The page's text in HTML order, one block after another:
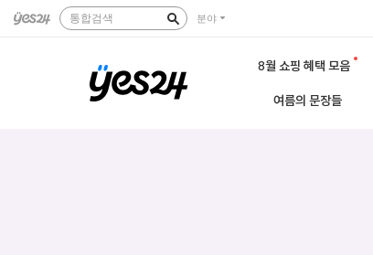
통합검색 분야
8월 쇼핑 혜택 모음
여름의 문장들